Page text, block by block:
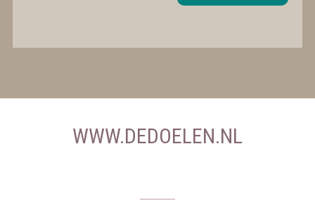
WWW.DEDOELEN.NL